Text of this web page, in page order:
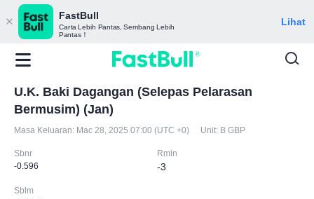
FastBull
Carta Lebih Pantas, Sembang Lebih
Pantas！
Lihat
U.K. Baki Dagangan (Selepas Pelarasan
Bermusim) (Jan)
Masa Keluaran: Mac 28, 2025 07:00 (UTC +0) Unit: B GBP
Sbnr
-0.596
Rmln
-3
Sblm